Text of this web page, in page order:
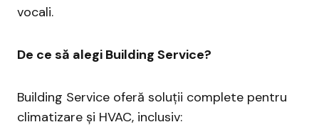
vocali.
De ce să alegi Building Service?
Building Service oferă soluții complete pentru
climatizare și HVAC, inclusiv: